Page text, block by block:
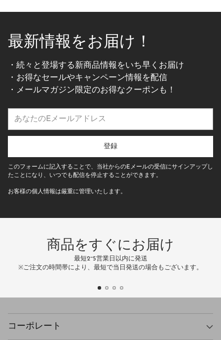
最新情報をお届け！
・続々と登場する新商品情報をいち早くお届け
・お得なセールやキャンペーン情報を配信
・メールマガジン限定のお得なクーポンも！
メ
ー
ア
レ
登録
このフォームに記入することで、当社からのEメールの受信にサインアップし
たことになり、いつでも配信を停止することができます。
お客様の個人情報は厳重に管理いたします。
商品をすぐにお届け
最短2~5営業日以内に発送
※ご注文の時間帯により、最短で当日発送の場合もございます。
コーポレート